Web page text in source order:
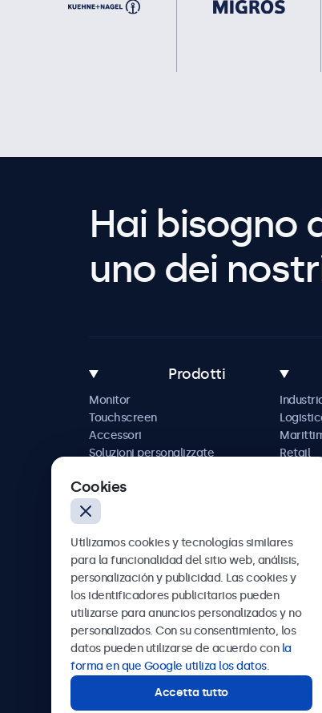
Hai bisogno
uno dei
Prodotti
Monitor
Touchscreen
Accessori
Soluzioni personalizzate
Retail
AV e
Sanità
Beetronics
Badenerstrasse 549, 8048 Zürich, Svizzera
Cookies
Utilizamos cookies y tecnologías similares
para la funcionalidad del sitio web, análisis,
personalización y publicidad. Las cookies y
los identificadores publicitarios pueden
utilizarse para anuncios personalizados y no
personalizados. Con su consentimiento, los
datos pueden utilizarse de acuerdo con la
forma en que Google utiliza los datos.
Accetta tutto